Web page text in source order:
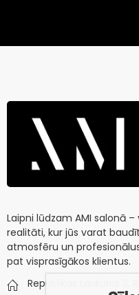
Laipni lūdzam AMI salonā
realitāti, kur jūs varat
atmosfēru un
pat visprasīgākos klientus.
Republikas Laukums 3,